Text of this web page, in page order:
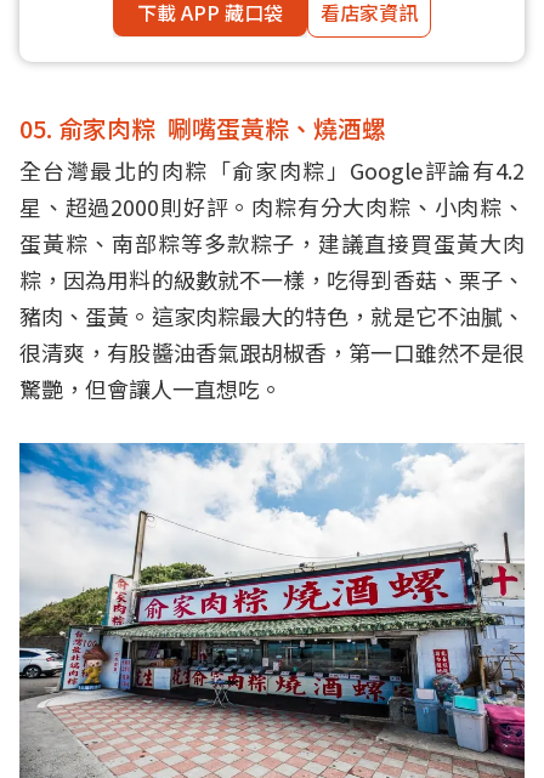
下載 APP 藏口袋 看店家資訊
05. 俞家肉粽 唰嘴蛋黃粽、燒酒螺
全台灣最北的肉粽「俞家肉粽」Google評論有4.2
星、超過2000則好評。肉粽有分大肉粽、小肉粽、
蛋黃粽、南部粽等多款粽子，建議直接買蛋黃大肉
粽，因為用料的級數就不一樣，吃得到香菇、栗子、
豬肉、蛋黃。這家肉粽最大的特色，就是它不油膩、
很清爽，有股醬油香氣跟胡椒香，第一口雖然不是很
驚艷，但會讓人一直想吃。